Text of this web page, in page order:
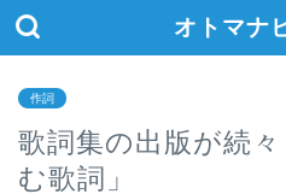
オトマナ
作詞
歌詞集の出版が続
む歌詞」